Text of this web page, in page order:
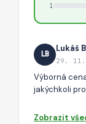
1
LB
Lukáš
29. 11.
Výborná
jakýchkoli
Zobrazit